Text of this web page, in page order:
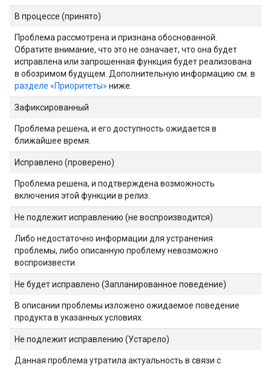
В процессе (принято)
Проблема рассмотрена и признана обоснованной.
Обратите внимание, что это не означает, что она будет
исправлена ​​или запрошенная функция будет реализована
в обозримом будущем. Дополнительную информацию см. в
разделе «Приоритеты» ниже.
Зафиксированный
Проблема решена, и его доступность ожидается в
ближайшее время.
Исправлено (проверено)
Проблема решена, и подтверждена возможность
включения этой функции в релиз.
Не подлежит исправлению (не воспроизводится)
Либо недостаточно информации для устранения
проблемы, либо описанную проблему невозможно
воспроизвести.
Не будет исправлено (Запланированное поведение)
В описании проблемы изложено ожидаемое поведение
продукта в указанных условиях.
Не подлежит исправлению (Устарело)
Данная проблема утратила актуальность в связи с